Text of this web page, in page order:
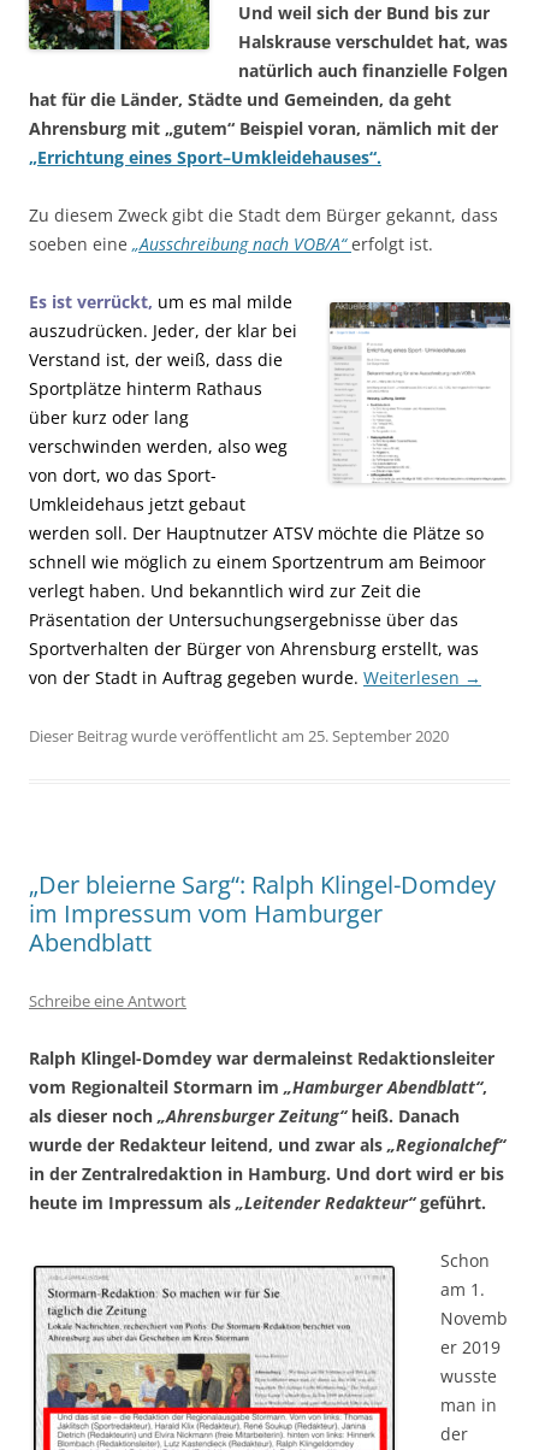
Und weil sich der Bund bis zur
Halskrause verschuldet hat, was
natürlich auch finanzielle Folgen
hat für die Länder, Städte und Gemeinden, da geht
Ahrensburg mit „gutem“ Beispiel voran, nämlich mit der
„Errichtung eines Sport–Umkleidehauses“.
Zu diesem Zweck gibt die Stadt dem Bürger gekannt, dass
soeben eine „Ausschreibung nach VOB/A“ erfolgt ist.
Es ist verrückt, um es mal milde
auszudrücken. Jeder, der klar bei
Verstand ist, der weiß, dass die
Sportplätze hinterm Rathaus
über kurz oder lang
verschwinden werden, also weg
von dort, wo das Sport-
Umkleidehaus jetzt gebaut
werden soll. Der Hauptnutzer ATSV möchte die Plätze so
schnell wie möglich zu einem Sportzentrum am Beimoor
verlegt haben. Und bekanntlich wird zur Zeit die
Präsentation der Untersuchungsergebnisse über das
Sportverhalten der Bürger von Ahrensburg erstellt, was
von der Stadt in Auftrag gegeben wurde. Weiterlesen →
Dieser Beitrag wurde veröffentlicht am 25. September 2020
„Der bleierne Sarg“: Ralph Klingel-Domdey
im Impressum vom Hamburger
Abendblatt
Schreibe eine Antwort
Ralph Klingel-Domdey war dermaleinst Redaktionsleiter
vom Regionalteil Stormarn im „Hamburger Abendblatt“,
als dieser noch „Ahrensburger Zeitung“heiß. Danach
wurde der Redakteur leitend, und zwar als „Regionalchef“
in der Zentralredaktion in Hamburg. Und dort wird er bis
heute im Impressum als „Leitender Redakteur“geführt.
Schon
am 1.
Novemb
er 2019
wusste
man in
der